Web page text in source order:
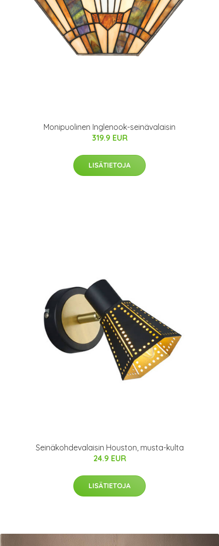
Monipuolinen Inglenook-seinävalaisin
319.9 EUR
LISÄTIETOJA
Seinäkohdevalaisin Houston, musta-kulta
24.9 EUR
LISÄTIETOJA